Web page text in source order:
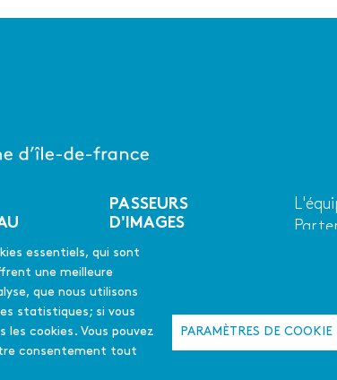
essentiels, qui sont
une meilleure
que nous utilisons
statistiques; si vous
les cookies. Vous pouvez
consentement tout
PARAMÈTRES DE COOKIE
PASSEURS
D'IMAGES
En quelques mots
La déclinaison
francilienne
Appel à projet
L'été culturel